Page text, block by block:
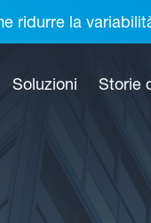
ridurre la
Soluzioni Storie